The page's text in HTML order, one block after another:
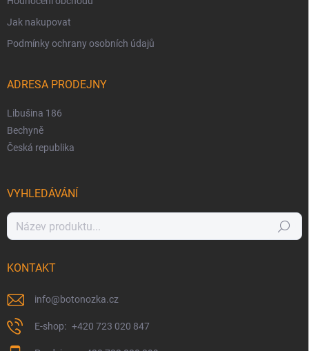
Jak nakupovat
Podmínky ochrany osobních údajů
ADRESA PRODEJNY
Libušina 186
Bechyně
Česká republika
VYHLEDÁVÁNÍ
Hledat
KONTAKT
info@botonozka.cz
+420 723 020 847